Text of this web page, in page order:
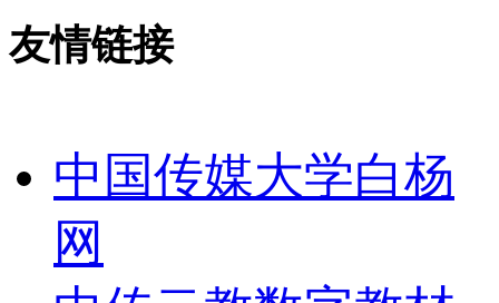
友情链接
中国传媒大学白杨
网